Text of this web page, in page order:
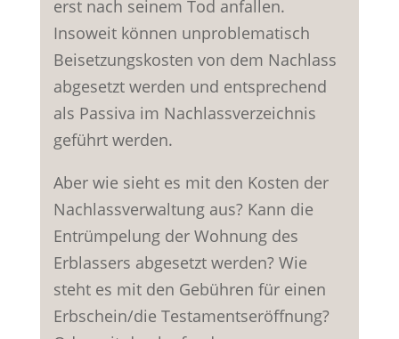
erst nach seinem Tod anfallen.
Insoweit können unproblematisch
Beisetzungskosten von dem Nachlass
abgesetzt werden und entsprechend
als Passiva im Nachlassverzeichnis
geführt werden.
Aber wie sieht es mit den Kosten der
Nachlassverwaltung aus? Kann die
Entrümpelung der Wohnung des
Erblassers abgesetzt werden? Wie
steht es mit den Gebühren für einen
Erbschein/die Testamentseröffnung?